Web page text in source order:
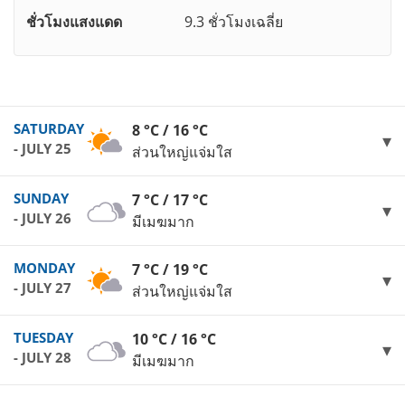
ชั่วโมงแสงแดด 9.3 ชั่วโมงเฉลี่ย
SATURDAY
- JULY 25
8 °C / 16 °C
ส่วนใหญ่แจ่มใส
SUNDAY
- JULY 26
7 °C / 17 °C
มีเมฆมาก
MONDAY
- JULY 27
7 °C / 19 °C
ส่วนใหญ่แจ่มใส
TUESDAY
- JULY 28
10 °C / 16 °C
มีเมฆมาก